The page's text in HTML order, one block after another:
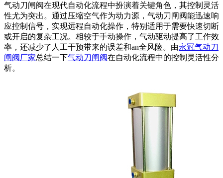
气动刀闸阀在现代自动化流程中扮演着关键角色，其控制灵活
性尤为突出。通过压缩空气作为动力源，气动刀闸阀能迅速响
应控制信号，实现远程自动化操作，特别适用于需要快速切断
或开启的复杂工况。相较于手动操作，气动驱动提高了工作效
率，还减少了人工干预带来的误差和an全风险。由永冠气动刀
闸阀厂家总结一下气动刀闸阀在自动化流程中的控制灵活性分
析。